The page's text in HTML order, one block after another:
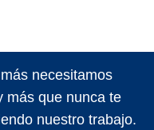
necesitamos
más que nunca te
nuestro trabajo.